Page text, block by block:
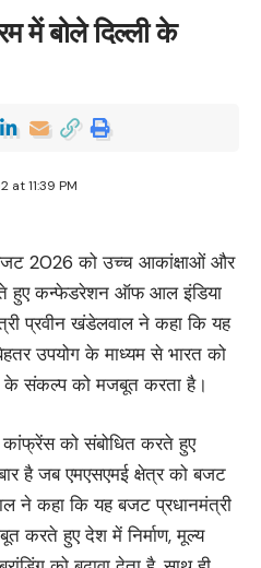
में बोले दिल्ली के
11:39 PM
2026 को उच्च आकांक्षाओं और
हुए कन्फेडरेशन ऑफ आल इंडिया
प्रवीन खंडेलवाल ने कहा कि यह
उपयोग के माध्यम से भारत को
के संकल्प को मजबूत करता है।
को संबोधित करते हुए
है जब एमएसएमई क्षेत्र को बजट
ने कहा कि यह बजट प्रधानमंत्री
करते हुए देश में निर्माण, मूल्य